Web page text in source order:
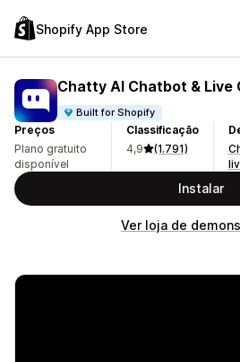
Shopify App Store
Chatty AI Chatbot & Live
Built for Shopify
Preços
Plano gratuito
disponível
Classificação
4,9
(1.791)
Instalar
Ver loja de